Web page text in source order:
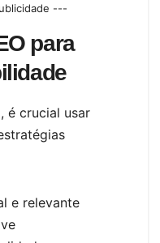
---
para
é crucial usar
e relevante